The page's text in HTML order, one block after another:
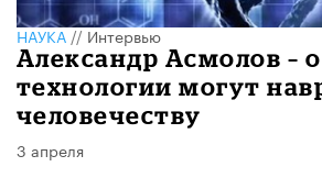
НАУКА//Интервью
Александр Асмолов –
технологии могут
человечеству
3 апреля